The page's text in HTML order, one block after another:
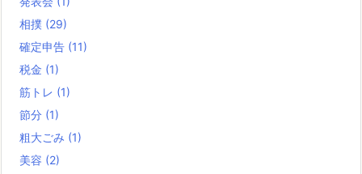
相撲 (29)
確定申告 (11)
税金 (1)
筋トレ (1)
節分 (1)
粗大ごみ (1)
美容 (2)